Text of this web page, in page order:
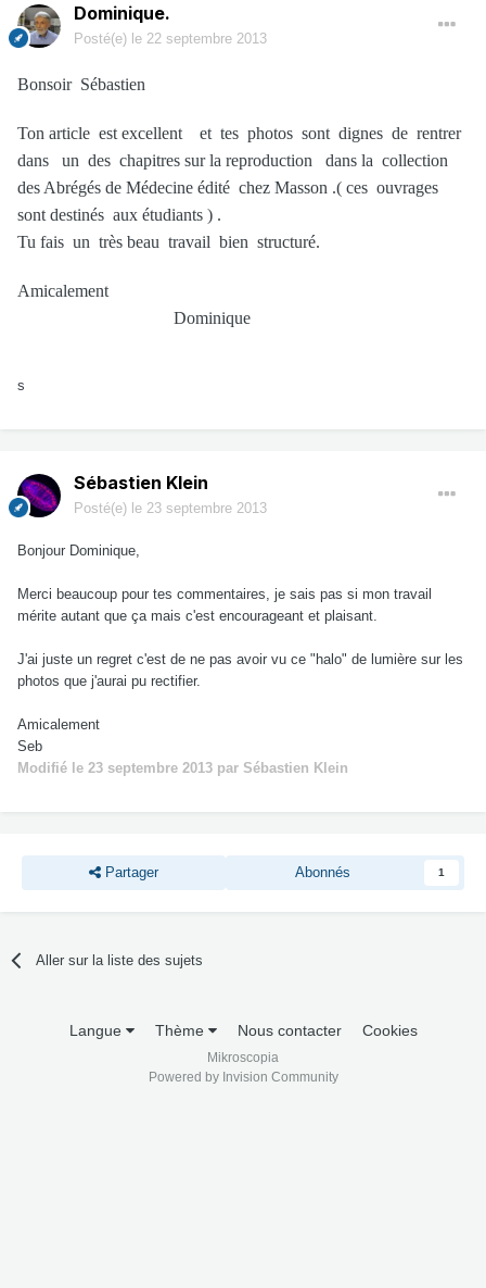
Dominique.
Posté(e) le 22 septembre 2013
Bonsoir Sébastien
Ton article est excellent et tes photos sont dignes de rentrer
dans un des chapitres sur la reproduction dans la collection
des Abrégés de Médecine édité chez Masson .( ces ouvrages
sont destinés aux étudiants ) .
Tu fais un très beau travail bien structuré.
Amicalement
Dominique
s
Sébastien Klein
Posté(e) le 23 septembre 2013
Bonjour Dominique,
Merci beaucoup pour tes commentaires, je sais pas si mon travail
mérite autant que ça mais c'est encourageant et plaisant.
J'ai juste un regret c'est de ne pas avoir vu ce "halo" de lumière sur les
photos que j'aurai pu rectifier.
Amicalement
Seb
Modifié le 23 septembre 2013 par Sébastien Klein
Partager Abonnés 1
Aller sur la liste des sujets
Langue Thème Nous contacter Cookies
Mikroscopia
Powered by Invision Community